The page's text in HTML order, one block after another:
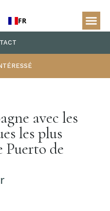
FR
avec les
les plus
Puerto de